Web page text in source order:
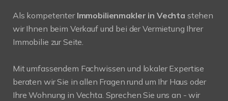
Als kompetenter Immobilienmakler in Vechta stehen
wir Ihnen beim Verkauf und bei der Vermietung Ihrer
Immobilie zur Seite.
Mit umfassendem Fachwissen und lokaler Expertise
beraten wir Sie in allen Fragen rund um Ihr Haus oder
Ihre Wohnung in Vechta. Sprechen Sie uns an - wir